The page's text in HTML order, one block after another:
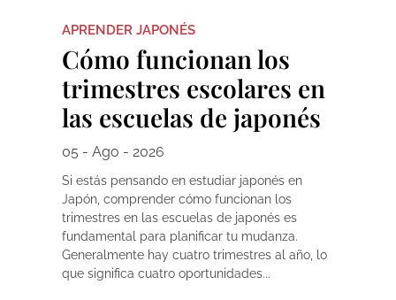
APRENDER JAPONÉS
Cómo funcionan los
trimestres escolares en
las escuelas de japonés
05 - Ago - 2026
Si estás pensando en estudiar japonés en
Japón, comprender cómo funcionan los
trimestres en las escuelas de japonés es
fundamental para planificar tu mudanza.
Generalmente hay cuatro trimestres al año, lo
que significa cuatro oportunidades...